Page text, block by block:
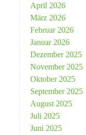
April 2026
März 2026
Februar 2026
Januar 2026
Dezember 2025
November 2025
Oktober 2025
September 2025
August 2025
Juli 2025
Juni 2025